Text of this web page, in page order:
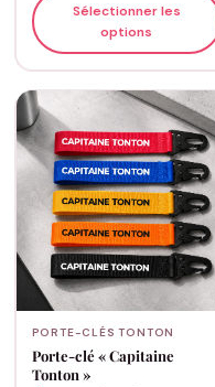
Sélectionner les
options
PORTE-CLÉS TONTON
Porte-clé « Capitaine
Tonton »